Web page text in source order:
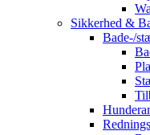
Sikkerhed &
Bade-/